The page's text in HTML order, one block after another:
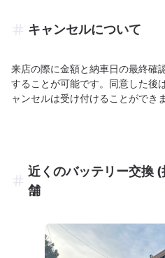
キャンセルについて
来店の際に金額と納車日の最終確
することが可能です。同意した後
ャンセルは受け付けることができ
近くのバッテリー交換
舗